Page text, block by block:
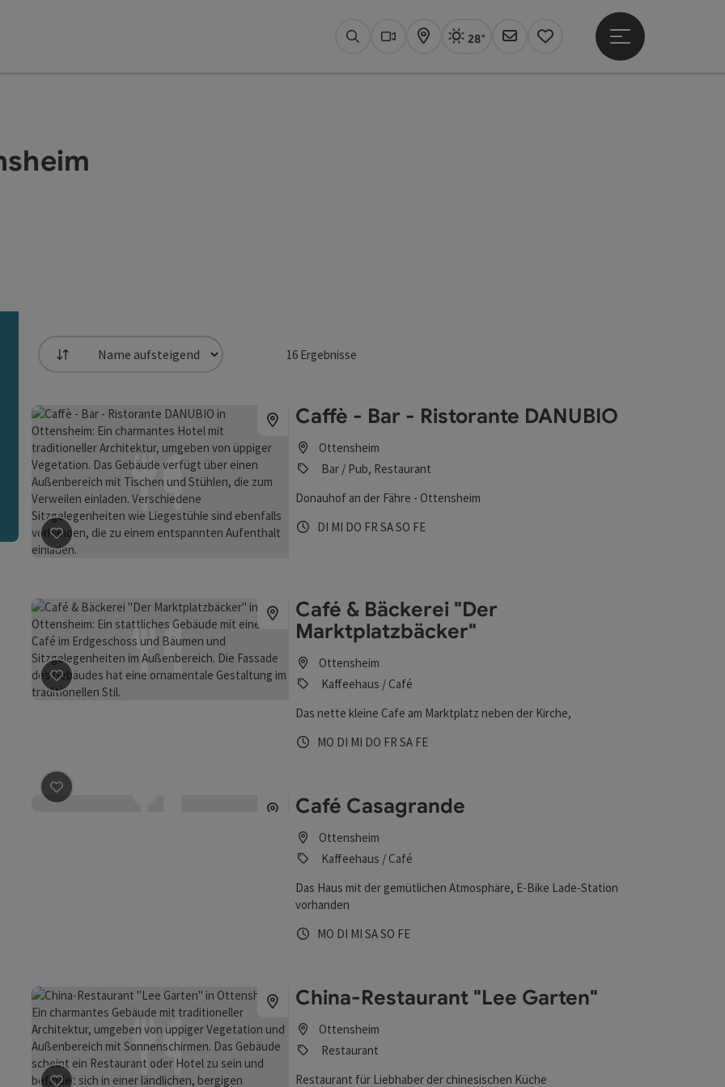
SuchenWebcams
KarteAktuelles Wetter Linz, sonnig
28°
Newsletter
Merkzettel
Hauptmenü öffnen
Sortierung 16Ergebnisse
Beitrag merken
Caffè - Bar - Ristorante DANUBIO
Ottensheim
Bar / Pub, Restaurant
Donauhof an der Fähre - Ottensheim
Öffnungszeiten
DI Dienstag geöffnet
MI Mittwoch geöffnet
DO Donnerstag geöffnet
FR Freitag geöffnet
SASamstag geöffnet
SO Sonntag geöffnet
FEFeiertag geöffnet
Beitrag merken : Café & Bäckerei "Der Marktplatzbäcker"
Café & Bäckerei "Der
Marktplatzbäcker"
Ottensheim
Kaffeehaus / Café
Das nette kleine Cafe am Marktplatz neben der Kirche,
Öffnungszeiten
MO Montag geöffnet
DI Dienstag geöffnet
MI Mittwoch geöffnet
DO Donnerstag geöffnet
FR Freitag geöffnet
SA Samstag geöffnet
FEFeiertag geöffnet
Beitrag merken Café Casagrande
Ottensheim
Kaffeehaus / Café
Das Haus mit der gemütlichen Atmosphäre, E-Bike Lade-Station
vorhanden
Öffnungszeiten
MO Montag geöffnet
DI Dienstag geöffnet
MI Mittwoch geöffnet
SASamstag geöffnet
SO Sonntag geöffnet
FEFeiertag geöffnet
China-Restaurant "Lee Garten"
Ottensheim
Restaurant
Restaurant für Liebhaber der chinesischen Küche